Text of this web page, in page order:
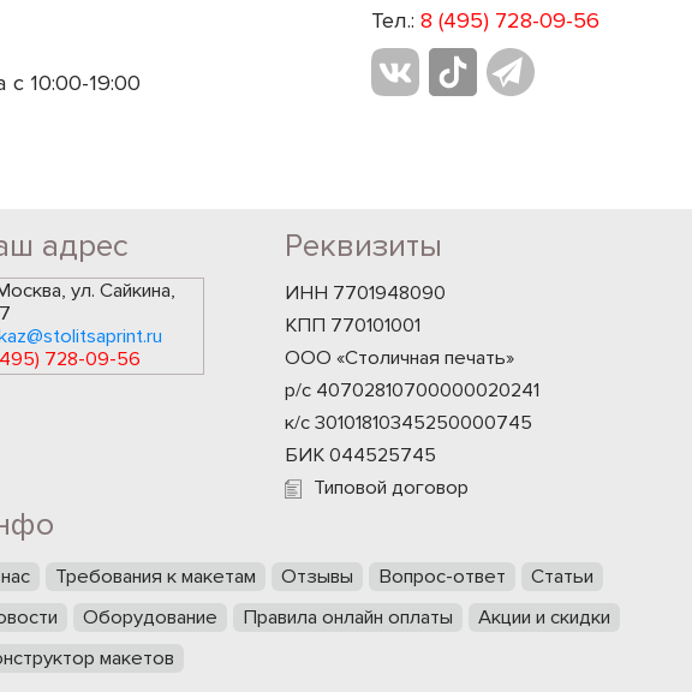
10:00-19:00
Тел.: 8 (495) 728-09-56
адрес
ул. Сайкина,
728-09-56
Реквизиты
ИНН 7701948090
КПП 770101001
ООО «Столичная печать»
р/с 40702810700000020241
к/с 30101810345250000745
БИК 044525745
Типовой договор
Требования к макетам Отзывы Вопрос-ответ
Статьи
Оборудование Правила онлайн оплаты
Акции и скидки
макетов